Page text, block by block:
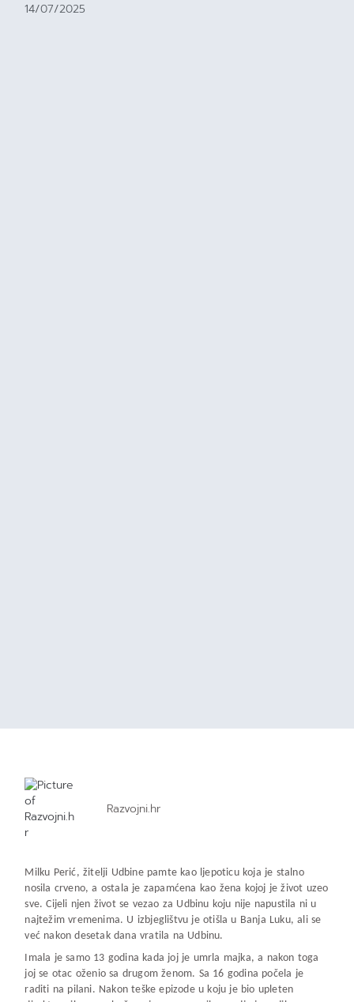
14/07/2025
Razvojni.hr
Milku Perić, žitelji Udbine pamte kao ljepoticu koja je stalno
nosila crveno, a ostala je zapamćena kao žena kojoj je život uzeo
sve. Cijeli njen život se vezao za Udbinu koju nije napustila ni u
najtežim vremenima. U izbjeglištvu je otišla u Banja Luku, ali se
već nakon desetak dana vratila na Udbinu.
Imala je samo 13 godina kada joj je umrla majka, a nakon toga
joj se otac oženio sa drugom ženom. Sa 16 godina počela je
raditi na pilani. Nakon teške epizode u koju je bio upleten